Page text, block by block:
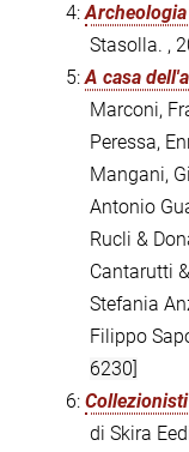
4:
Stasolla. ,
5:A casa
Marconi,
Peressa,
Mangani,
Antonio
Rucli &
Cantarutti
Stefania
Filippo
6230]
6:
di Skira